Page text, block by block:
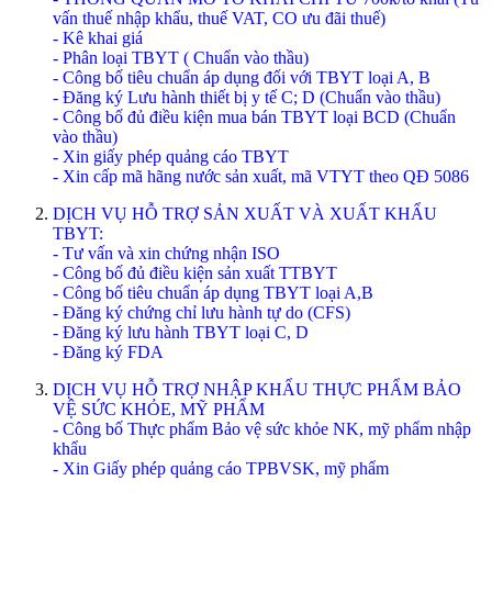
vấn thuế nhập khẩu, thuế VAT, CO ưu đãi thuế)
- Kê khai giá
- Phân loại TBYT ( Chuẩn vào thầu)
- Công bố tiêu chuẩn áp dụng đối với TBYT loại A, B
- Đăng ký Lưu hành thiết bị y tế C; D (Chuẩn vào thầu)
- Công bố đủ điều kiện mua bán TBYT loại BCD (Chuẩn
vào thầu)
- Xin giấy phép quảng cáo TBYT
- Xin cấp mã hãng nước sản xuất, mã VTYT theo QĐ 5086
DỊCH VỤ HỖ TRỢ SẢN XUẤT VÀ XUẤT KHẨU
TBYT:
- Tư vấn và xin chứng nhận ISO
- Công bố đủ điều kiện sản xuất TTBYT
- Công bố tiêu chuẩn áp dụng TBYT loại A,B
- Đăng ký chứng chỉ lưu hành tự do (CFS)
- Đăng ký lưu hành TBYT loại C, D
- Đăng ký FDA
DỊCH VỤ HỖ TRỢ NHẬP KHẨU THỰC PHẨM BẢO
VỆ SỨC KHỎE, MỸ PHẨM
- Công bố Thực phẩm Bảo vệ sức khỏe NK, mỹ phẩm nhập
khẩu
- Xin Giấy phép quảng cáo TPBVSK, mỹ phẩm